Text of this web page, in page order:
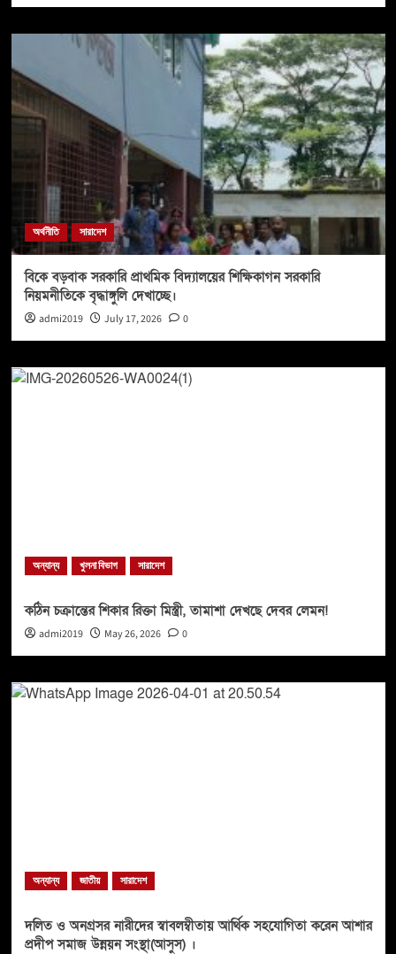
অর্থনীতি সারাদেশ
বিকে বড়বাক সরকারি প্রাথমিক বিদ্যালয়ের শিক্ষিকাগন সরকারি
নিয়মনীতিকে বৃদ্ধাঙ্গুলি দেখাচ্ছে।
admi2019 July 17, 2026 0
অন্যান্য খুলনা বিভাগ সারাদেশ
কঠিন চক্রান্তের শিকার রিক্তা মিস্ত্রী, তামাশা দেখছে দেবর লেমন!
admi2019 May 26, 2026 0
অন্যান্য জাতীয় সারাদেশ
দলিত ও অনগ্রসর নারীদের স্বাবলম্বীতায় আর্থিক সহযোগিতা করেন আশার
প্রদীপ সমাজ উন্নয়ন সংস্থা(আসুস) ।